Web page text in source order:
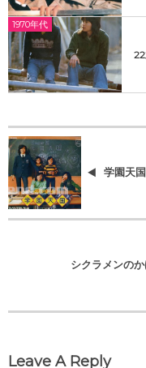
1970年代
22
学園天国
シクラメンのか
Leave A Reply